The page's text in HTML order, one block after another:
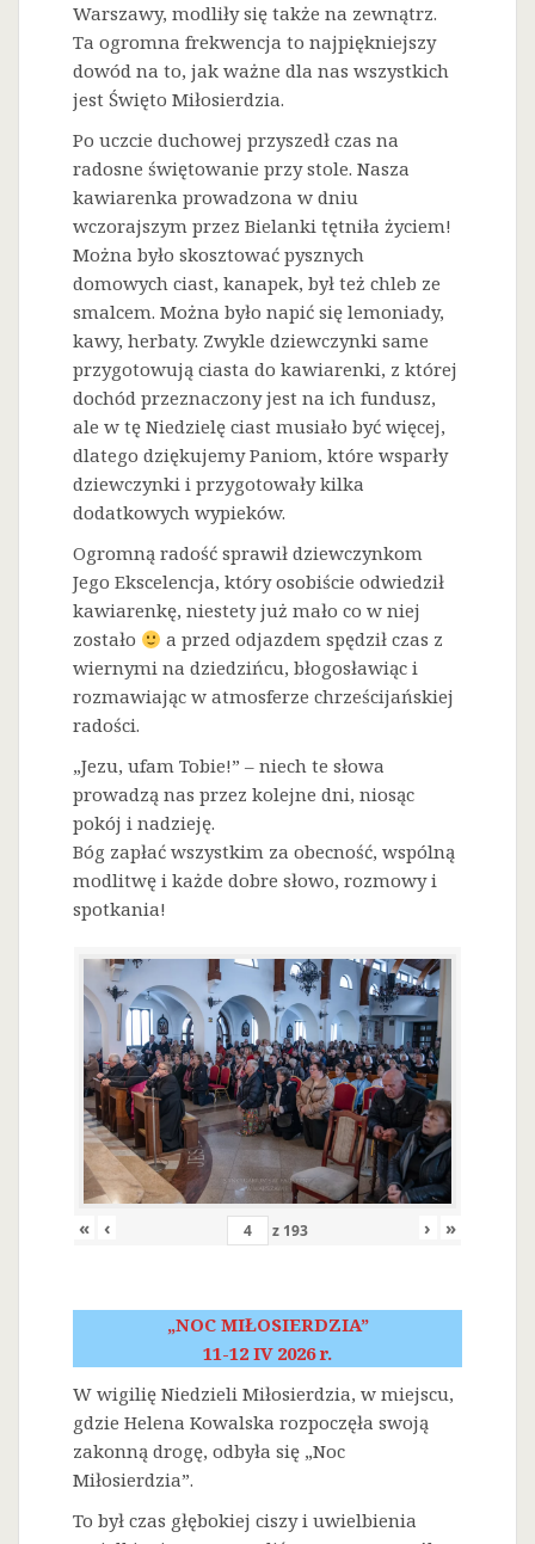
Warszawy, modliły się także na zewnątrz.
Ta ogromna frekwencja to najpiękniejszy
dowód na to, jak ważne dla nas wszystkich
jest Święto Miłosierdzia.
Po uczcie duchowej przyszedł czas na
radosne świętowanie przy stole. Nasza
kawiarenka prowadzona w dniu
wczorajszym przez Bielanki tętniła życiem!
Można było skosztować pysznych
domowych ciast, kanapek, był też chleb ze
smalcem. Można było napić się lemoniady,
kawy, herbaty. Zwykle dziewczynki same
przygotowują ciasta do kawiarenki, z której
dochód przeznaczony jest na ich fundusz,
ale w tę Niedzielę ciast musiało być więcej,
dlatego dziękujemy Paniom, które wsparły
dziewczynki i przygotowały kilka
dodatkowych wypieków.
Ogromną radość sprawił dziewczynkom
Jego Ekscelencja, który osobiście odwiedził
kawiarenkę, niestety już mało co w niej
zostało
a przed odjazdem spędził czas z
wiernymi na dziedzińcu, błogosławiąc i
rozmawiając w atmosferze chrześcijańskiej
radości.
„Jezu, ufam Tobie!” – niech te słowa
prowadzą nas przez kolejne dni, niosąc
pokój i nadzieję.
Bóg zapłać wszystkim za obecność, wspólną
modlitwę i każde dobre słowo, rozmowy i
spotkania!
« ‹ z 193 › »
„NOC MIŁOSIERDZIA”
11-12 IV 2026 r.
W wigilię Niedzieli Miłosierdzia, w miejscu,
gdzie Helena Kowalska rozpoczęła swoją
zakonną drogę, odbyła się „Noc
Miłosierdzia”.
To był czas głębokiej ciszy i uwielbienia